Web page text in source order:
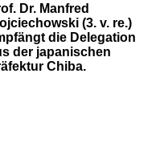
Dr. Manfred
(3. v. re.)
die Delegation
der japanischen
Chiba.